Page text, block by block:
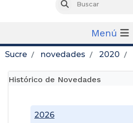
Buscar
Menú
Sucre novedades 2020
Histórico de Novedades
2026